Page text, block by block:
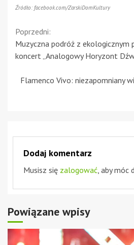
Źródło: facebook.com/ZarskiDomKultury
Continue
Reading
Poprzedni:
Muzyczna podróż z ekologicznym
koncert „Analogowy Horyzont
Flamenco Vivo: niezapomniany
Dodaj komentarz
Musisz się zalogować , aby
Powiązane wpisy